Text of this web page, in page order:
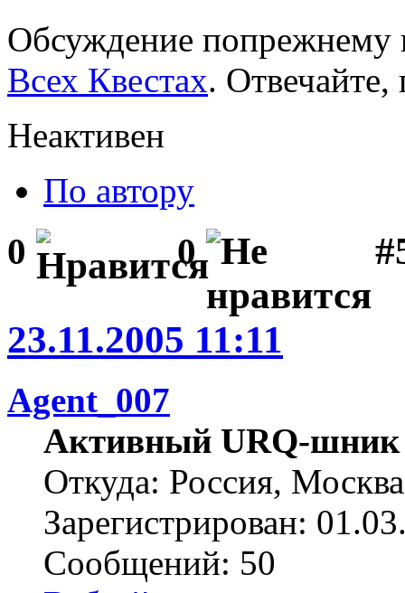
Обсуждение попрежнему
Всех Квестах. Отвечайте,
Неактивен
По автору
0 0
23.11.2005 11:11
Agent_007
Активный URQ-шник
Откуда: Россия, Москва
Зарегистрирован:
Сообщений: 50